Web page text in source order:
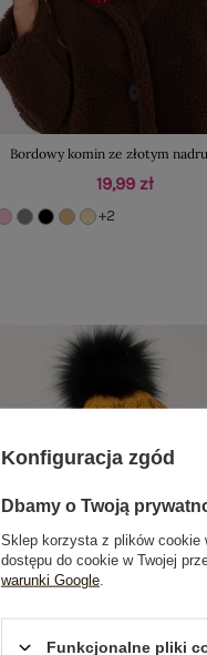
Bordowy komin ze złotym
19,99 zł
+2
Konfiguracja zgód
Dbamy o Twoją
Sklep korzysta z plików cookie
dostępu do cookie w Twojej
warunki Google
Funkcjonalne pliki